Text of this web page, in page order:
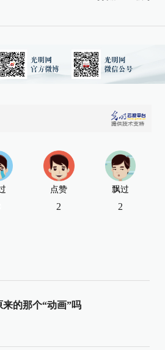
点赞
2
飘过
2
的那个“动画”吗